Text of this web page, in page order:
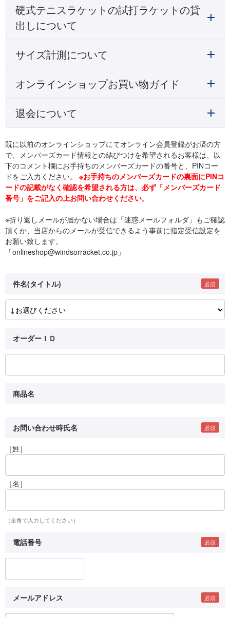
硬式テニスラケットの試打ラケットの貸
出しについて
サイズ計測について
オンラインショップお買い物ガイド
退会について
既に以前のオンラインショップにてオンライン会員登録がお済の方
で、メンバーズカード情報との結びつけを希望されるお客様は、以
下のコメント欄にお手持ちのメンバーズカードの番号と、PINコー
ドをご入力ください。 ※お手持ちのメンバーズカードの裏面にPINコ
ードの記載がなく確認を希望される方は、必ず「メンバーズカード
番号」をご記入の上お問い合わせください。
※折り返しメールが届かない場合は「迷惑メールフォルダ」もご確認
頂くか、当店からのメールが受信できるよう事前に指定受信設定を
お願い致します。
「onlineshop@windsorracket.co.jp」
件名(タイトル)
オーダーＩＤ
商品名
お問い合わせ時氏名
［姓］
［名］
（全角で入力してください）
電話番号
メールアドレス